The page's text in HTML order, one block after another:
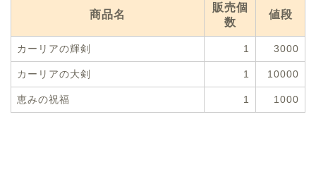
商品名
販売個
数
値段
カーリアの輝剣 1 3000
カーリアの大剣 1 10000
恵みの祝福 1 1000